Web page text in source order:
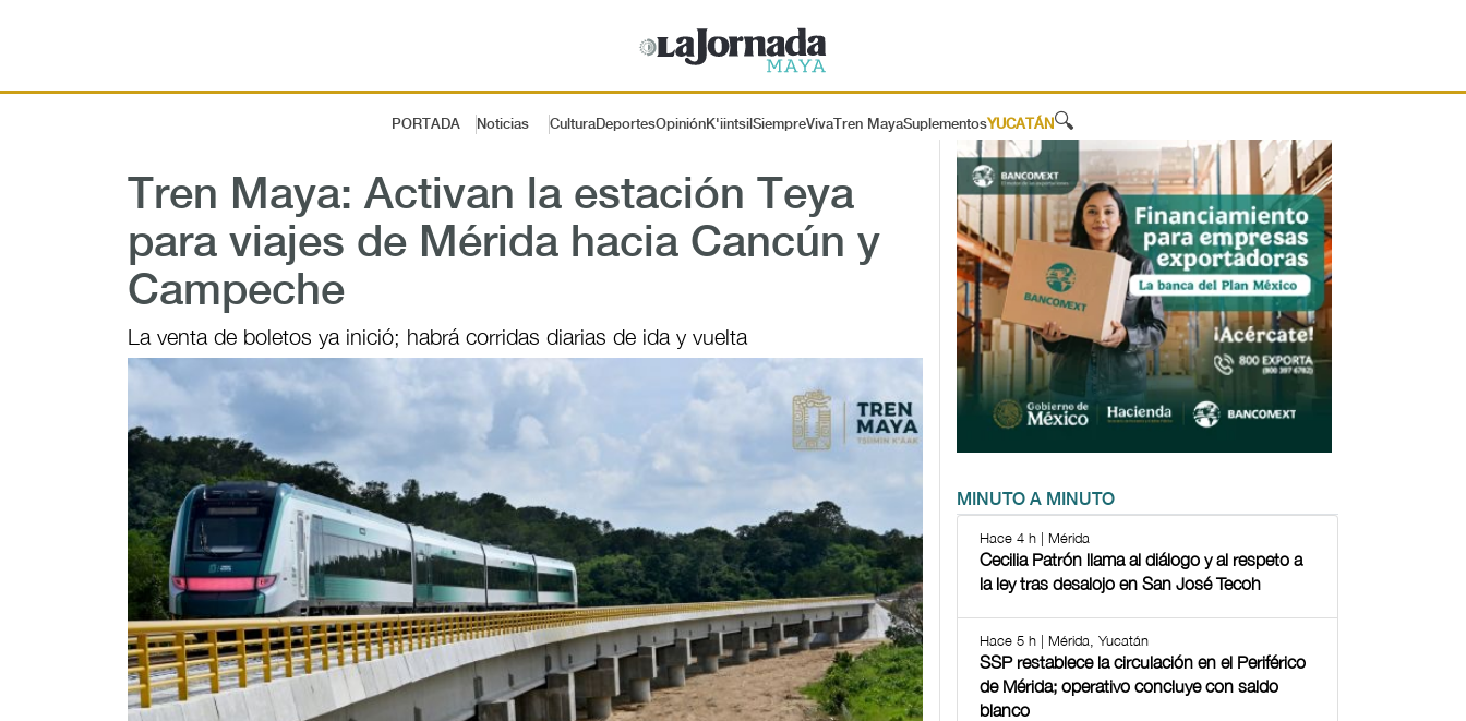
PORTADA Noticias CulturaDeportesOpiniónK'iintsil SiempreViva Tren MayaSuplementosYUCATÁN 🔍
Tren Maya: Activan la estación Teya
para viajes de Mérida hacia Cancún y
Campeche
La venta de boletos ya inició; habrá corridas diarias de ida y vuelta
MINUTO A MINUTO
Hace 4 h | Mérida
Cecilia Patrón llama al diálogo y al respeto a
la ley tras desalojo en San José Tecoh
Hace 5 h | Mérida, Yucatán
SSP restablece la circulación en el Periférico
de Mérida; operativo concluye con saldo
blanco